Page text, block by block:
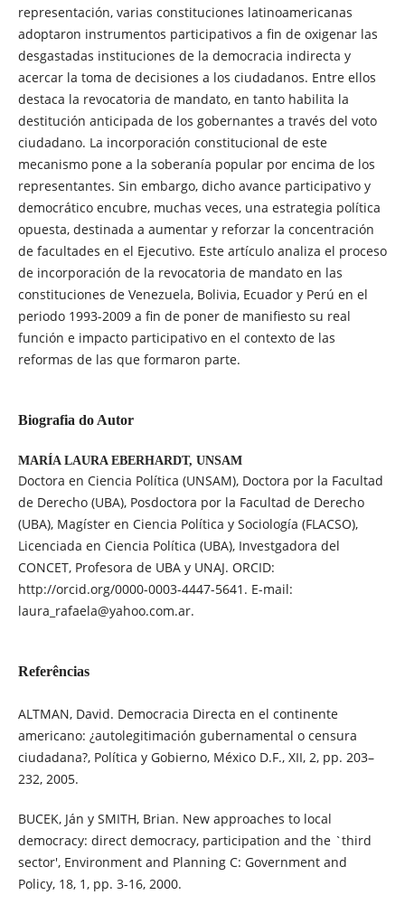
representación, varias constituciones latinoamericanas
adoptaron instrumentos participativos a fin de oxigenar las
desgastadas instituciones de la democracia indirecta y
acercar la toma de decisiones a los ciudadanos. Entre ellos
destaca la revocatoria de mandato, en tanto habilita la
destitución anticipada de los gobernantes a través del voto
ciudadano. La incorporación constitucional de este
mecanismo pone a la soberanía popular por encima de los
representantes. Sin embargo, dicho avance participativo y
democrático encubre, muchas veces, una estrategia política
opuesta, destinada a aumentar y reforzar la concentración
de facultades en el Ejecutivo. Este artículo analiza el proceso
de incorporación de la revocatoria de mandato en las
constituciones de Venezuela, Bolivia, Ecuador y Perú en el
periodo 1993-2009 a fin de poner de manifiesto su real
función e impacto participativo en el contexto de las
reformas de las que formaron parte.
Biografia do Autor
MARÍA LAURA EBERHARDT, UNSAM
Doctora en Ciencia Política (UNSAM), Doctora por la Facultad
de Derecho (UBA), Posdoctora por la Facultad de Derecho
(UBA), Magíster en Ciencia Política y Sociología (FLACSO),
Licenciada en Ciencia Política (UBA), Investgadora del
CONCET, Profesora de UBA y UNAJ. ORCID:
http://orcid.org/0000-0003-4447-5641. E-mail:
laura_rafaela@yahoo.com.ar.
Referências
ALTMAN, David. Democracia Directa en el continente
americano: ¿autolegitimación gubernamental o censura
ciudadana?, Política y Gobierno, México D.F., XII, 2, pp. 203–
232, 2005.
BUCEK, Ján y SMITH, Brian. New approaches to local
democracy: direct democracy, participation and the `third
sector', Environment and Planning C: Government and
Policy, 18, 1, pp. 3-16, 2000.